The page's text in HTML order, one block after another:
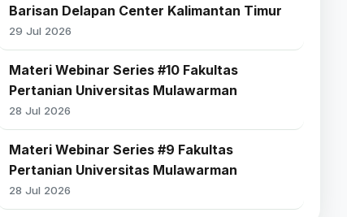
Barisan Delapan Center Kalimantan Timur
29 Jul 2026
Materi Webinar Series #10 Fakultas
Pertanian Universitas Mulawarman
28 Jul 2026
Materi Webinar Series #9 Fakultas
Pertanian Universitas Mulawarman
28 Jul 2026